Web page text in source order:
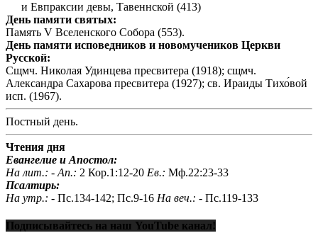
и Евпраксии девы, Тавеннской (413)
День памяти святых:
Память V Вселенского Собора (553).
День памяти исповедников и новомучеников Церкви
Русской:
Сщмч. Николая Удинцева пресвитера (1918); сщмч.
Александра Сахарова пресвитера (1927); св. Ираиды Тихо́вой
исп. (1967).
Постный день.
Чтения дня
Евангелие и Апостол:
На лит.: - Ап.: 2 Кор.1:12-20 Ев.: Мф.22:23-33
Псалтирь:
На утр.: - Пс.134-142; Пс.9-16 На веч.: - Пс.119-133
Подписывайтесь на наш YouTube канал!